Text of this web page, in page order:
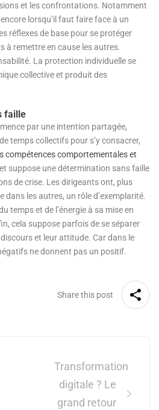
et les confrontations. Notamment
lorsqu’il faut faire face à un
réflexes de base pour se protéger
à remettre en cause les autres.
La protection individuelle se
collective et produit des
faille
par une intention partagée,
temps collectifs pour s’y consacrer,
compétences comportementales et
et suppose une détermination sans faille
de crise. Les dirigeants ont, plus
dans les autres, un rôle d’exemplarité.
temps et de l’énergie à sa mise en
cela suppose parfois de se séparer
et leur attitude. Car dans le
ne donnent pas un positif.
Share this post
Transformation
digitale ? Le
grand retour